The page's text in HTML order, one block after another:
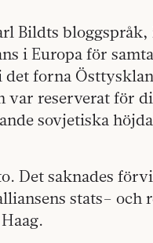
Bildts
i Europa för
det forna
var reserverat för
sovjetiska
Det saknades
stats– och